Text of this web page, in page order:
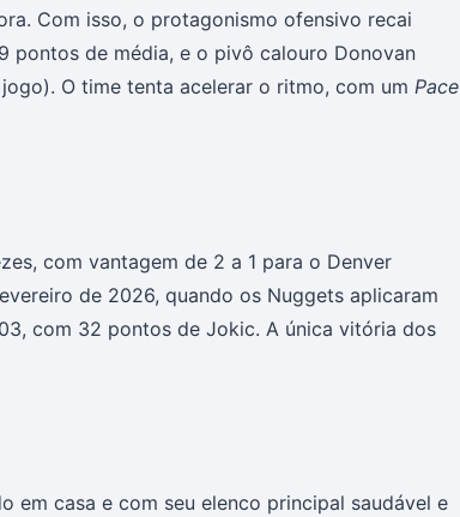
Com isso, o protagonismo ofensivo recai
pontos de média, e o pivô calouro Donovan
O time tenta acelerar o ritmo, com um Pace
com vantagem de 2 a 1 para o Denver
de 2026, quando os Nuggets aplicaram
com 32 pontos de Jokic. A única vitória dos
em casa e com seu elenco principal saudável e